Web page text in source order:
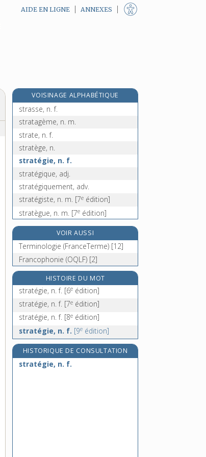
AIDE EN LIGNE ANNEXES
VOISINAGE ALPHABÉTIQUE
strass, n. m.
strasse, n. f.
stratagème, n. m.
strate, n. f.
stratège, n.
stratégie, n. f.
stratégique, adj.
stratégiquement, adv.
stratégiste, n. m. [7e édition]
stratègue, n. m. [7e édition]
stratification, n. f.
stratifié, -ée, adj. et n.
stratifier, v. tr.
stratigraphie, n. f.
stratigraphique, adj.
VOIR AUSSI
Terminologie (FranceTerme) [12]
Francophonie (OQLF) [2]
HISTOIRE DU MOT
stratégie, n. f. [6e édition]
stratégie, n. f. [7e édition]
stratégie, n. f. [8e édition]
stratégie, n. f. [9e édition]
HISTORIQUE DE CONSULTATION
stratégie, n. f.